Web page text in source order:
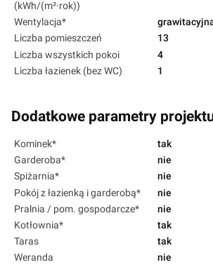
(kWh/(m²·rok))
Wentylacja*
Liczba pomieszczeń
13
Liczba wszystkich pokoi
4
Liczba łazienek (bez WC)
1
Dodatkowe parametry
Kominek*
tak
Garderoba*
nie
Spiżarnia*
nie
Pokój z łazienką i garderobą*
nie
Pralnia / pom. gospodarcze*
nie
Kotłownia*
tak
Taras
tak
Weranda
nie